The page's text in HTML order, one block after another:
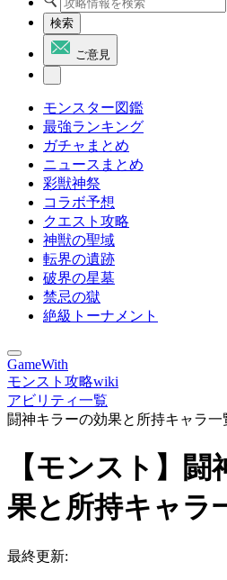
検索
ご意見
モンスター図鑑
最強ランキング
ガチャまとめ
ニュースまとめ
彩獣神祭
コラボ予想
クエスト攻略
神獣の聖域
転界の遺跡
破界の星墓
禁忌の獄
絶級トーナメント
GameWith
モンスト攻略wiki
アビリティ一覧
闘神キラーの効果と所持キャラ一
【モンスト】
果と所持キャラ
最終更新: